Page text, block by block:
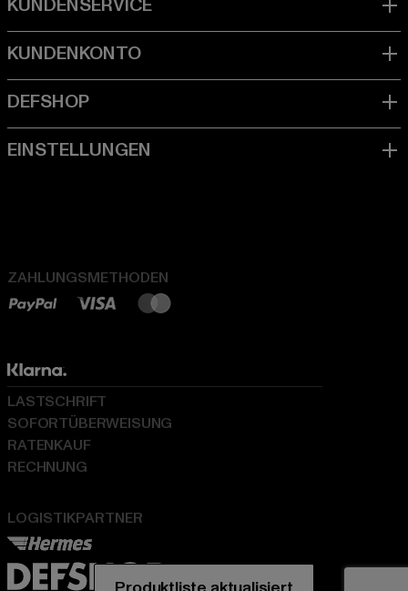
ZAHLUNGSMETHODEN
LOGISTIKPARTNER
LASTSCHRIFT
SOFORTÜBERWEISUNG
RATENKAUF
RECHNUNG